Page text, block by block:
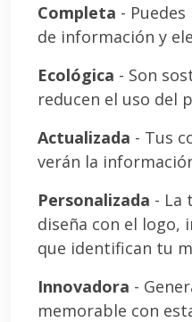
Completa -
de información y
Ecológica - Son
reducen el uso del
Actualizada - Tus
verán la
Personalizada - La
diseña con el logo,
que identifican tu
Innovadora -
memorable con